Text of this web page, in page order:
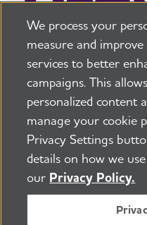
225 N Michigan Ave.
Trabajos
Política
Términos de uso
©2026
Todos los
La Alzheimer's
We process your
measure and
services to better
campaigns. This
personalized content
manage your cookie
Privacy Settings
details on how we
our Privacy Policy.